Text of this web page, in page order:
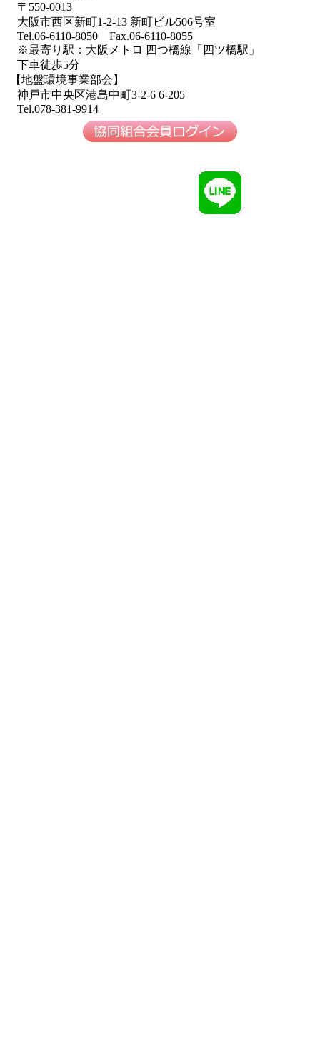
〒550-0013
大阪市西区新町1-2-13 新町ビル506号室
Tel.06-6110-8050 Fax.06-6110-8055
※最寄り駅：大阪メトロ 四つ橋線「四ツ橋駅」
下車徒歩5分
【地盤環境事業部会】
神戸市中央区港島中町3-2-6 6-205
Tel.078-381-9914